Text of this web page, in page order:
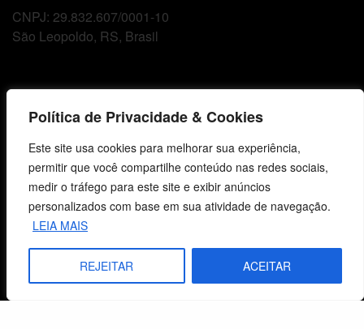
Política de Privacidade & Cookies
Este site usa cookies para melhorar sua experiência,
permitir que você compartilhe conteúdo nas redes sociais,
medir o tráfego para este site e exibir anúncios
personalizados com base em sua atividade de navegação.
LEIA MAIS
REJEITAR ACEITAR
CNPJ: 29.832.607/0001-10
São Leopoldo, RS, Brasil
Fale Conosco
vendas@cebi.org.br
comunicacao@cebi.org.br
WhatsApp / Vendas
+55 (51) 99734-4518
WhatsApp / Comunicação
+55 (51) 99799-3041